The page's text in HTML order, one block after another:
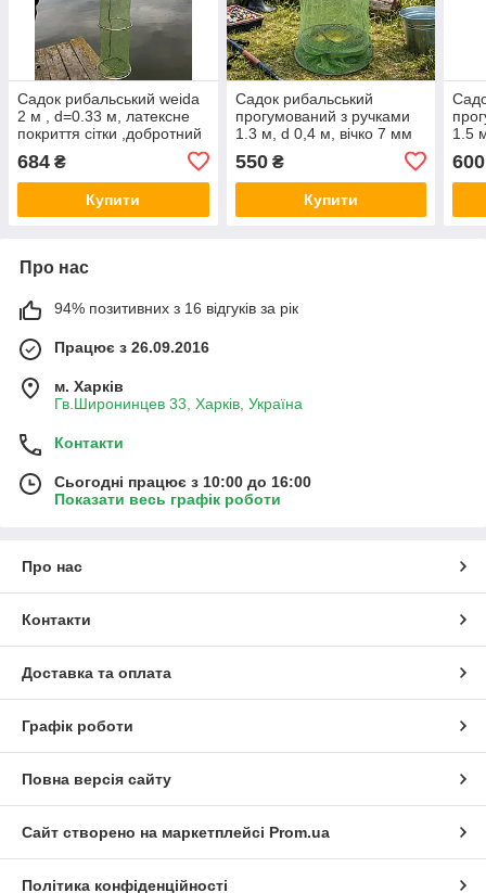
Садок рибальський weida
2 м , d=0.33 м, латексне
покриття сітки ,добротний
684 ₴
Купити
Садок рибальський
прогумований з ручками
1.3 м, d 0,4 м, вічко 7 мм
550₴
Купити
1.5
600
Про нас
94% позитивних з 16 відгуків за рік
Працює з 26.09.2016
м. Харків
Гв.Широнинцев 33, Харків, Україна
Контакти
Сьогодні працює з 10:00 до 16:00
Показати весь графік роботи
Про нас
Контакти
Доставка та оплата
Графік роботи
Повна версія сайту
Сайт створено на маркетплейсі Prom.ua
Політика конфіденційності